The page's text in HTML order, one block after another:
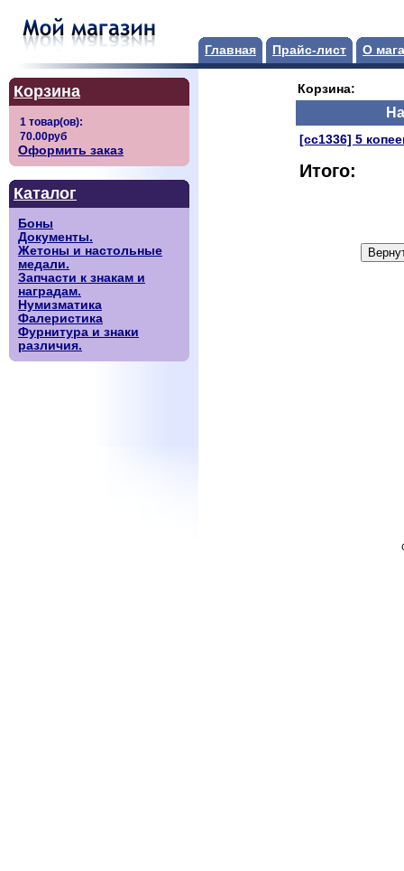
Главная Прайс-лист О
Корзина
Оформить заказ
Каталог
Боны
Документы.
Жетоны и настольные
медали.
Запчасти к знакам и
наградам.
Нумизматика
Фалеристика
Фурнитура и знаки
различия.
Корзина:
[сс1336] 5
Итого: